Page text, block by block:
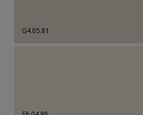
G4.05.81